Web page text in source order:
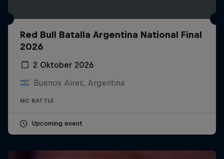
Red Bull Batalla Argentina National Final
2026
2 Oktober 2026
Buenos Aires, Argentina
MC BATTLE
Upcoming event